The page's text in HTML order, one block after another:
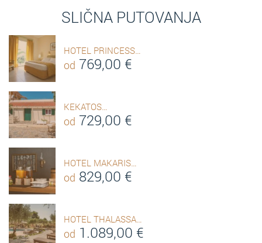
SLIČNA PUTOVANJA
HOTEL PRINCESS…
od 769,00 €
KEKATOS…
od 729,00 €
HOTEL MAKARIS…
od 829,00 €
HOTEL THALASSA…
od 1.089,00 €